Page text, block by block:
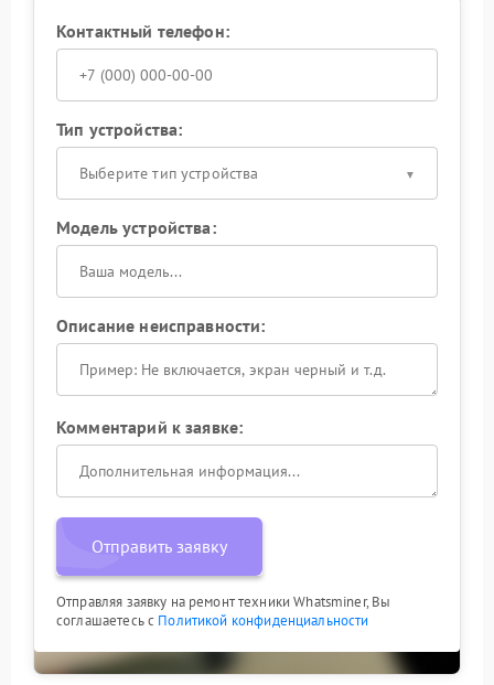
Контактный телефон:
Тип устройства:
Выберите тип устройства
Модель устройства:
Описание неисправности:
Комментарий к заявке:
Отправить заявку
Отправляя заявку на ремонт техники Whatsminer, Вы
соглашаетесь с Политикой конфиденциальности